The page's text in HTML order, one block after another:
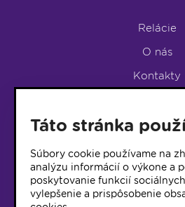
Relácie
O nás
Kontakty
LUMEN
LUMEN KLUB
© 2017 Rádio Lumen,
Táto stránka
Súbory cookie používame na
analýzu informácií o výkone a
poskytovanie funkcií
vylepšenie a prispôsobenie